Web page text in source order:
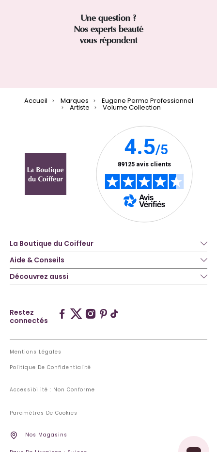
Une question ?
Nos experts beauté
vous répondent
Accueil Marques Eugene Perma Professionnel
Artiste Volume Collection
La Boutique du Coiffeur
Aide & Conseils
Découvrez aussi
Restez
connectés
Mentions Légales
Politique De Confidentialité
Accessibilité : Non Conforme
Paramètres De Cookies
Nos Magasins